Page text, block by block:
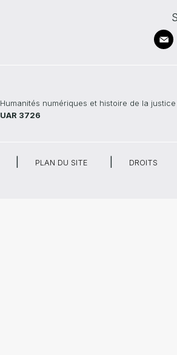
Humanités numériques et histoire de la justice
UAR 3726
PLAN DU SITE DROITS